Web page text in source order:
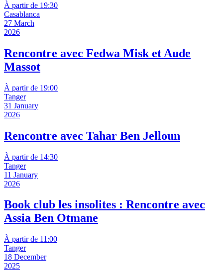
À partir de 19:30
Casablanca
27 March
2026
Rencontre avec Fedwa Misk et Aude
Massot
À partir de 19:00
Tanger
31 January
2026
Rencontre avec Tahar Ben Jelloun
À partir de 14:30
Tanger
11 January
2026
Book club les insolites : Rencontre avec
Assia Ben Otmane
À partir de 11:00
Tanger
18 December
2025